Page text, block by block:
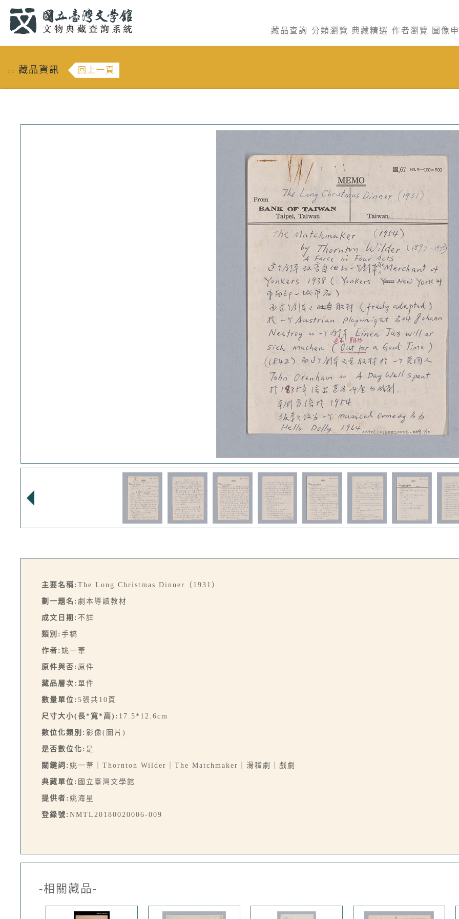
藏品查詢 分類瀏覽 典藏精選 作者瀏覽 圖像
::: 藏品資訊 回上一頁
主要名稱: The Long Christmas Dinner（1931）
劃一題名: 劇本導讀教材
成文日期: 不詳
類別: 手稿
作者: 姚一葦
原件與否: 原件
藏品層次: 單件
數量單位: 5張共10頁
尺寸大小(長*寬*高): 17.5*12.6cm
數位化類別: 影像(圖片)
是否數位化: 是
關鍵詞: 姚一葦｜Thornton Wilder｜The Matchmaker｜滑稽劇｜戲劇
典藏單位: 國立臺灣文學館
提供者: 姚海星
登錄號: NMTL20180020006-009
-相關藏品-